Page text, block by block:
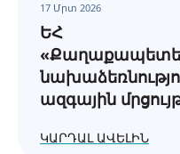
17 Մրտ 2026
ԵՀ
ազգային
ԿԱՐԴԱԼ ԱՎԵԼԻՆ